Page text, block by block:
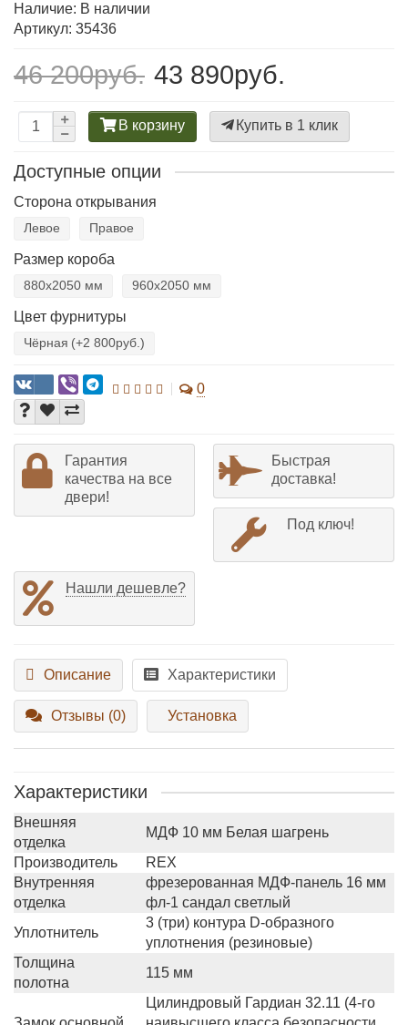
Наличие: В наличии
Артикул: 35436
46 200руб. 43 890руб.
В корзину Купить в 1 клик
Доступные опции
Сторона открывания
Левое Правое
Размер короба
880х2050 мм 960х2050 мм
Цвет фурнитуры
Чёрная (+2 800руб.)
0
Гарантия
качества на все
двери!
Быстрая
доставка!
Под ключ!
Нашли дешевле?
Описание Характеристики
Отзывы (0) Установка
Характеристики
Внешняя
отделка
МДФ 10 мм Белая шагрень
Производитель
REX
Внутренняя
отделка
фрезерованная МДФ-панель 16 мм
фл-1 сандал светлый
Уплотнитель
3 (три) контура D-образного
уплотнения (резиновые)
Толщина
полотна
115 мм
Цилиндровый Гардиан 32.11 (4-го